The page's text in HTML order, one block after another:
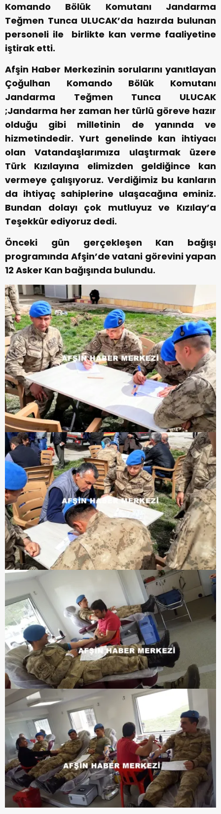
Komando Bölük Komutanı Jandarma
Teğmen Tunca ULUCAK’da hazırda bulunan
personeli ile birlikte kan verme faaliyetine
iştirak etti.
Afşin Haber Merkezinin sorularını yanıtlayan
Çoğulhan Komando Bölük Komutanı
Jandarma Teğmen Tunca ULUCAK
;Jandarma her zaman her türlü göreve hazır
olduğu gibi milletinin de yanında ve
hizmetindedir. Yurt genelinde kan ihtiyacı
olan Vatandaşlarımıza ulaştırmak üzere
Türk Kızılayına elimizden geldiğince kan
vermeye çalışıyoruz. Verdiğimiz bu kanların
da ihtiyaç sahiplerine ulaşacağına eminiz.
Bundan dolayı çok mutluyuz ve Kızılay’a
Teşekkür ediyoruz dedi.
Önceki gün gerçekleşen Kan bağışı
programında Afşin’de vatani görevini yapan
12 Asker Kan bağışında bulundu.